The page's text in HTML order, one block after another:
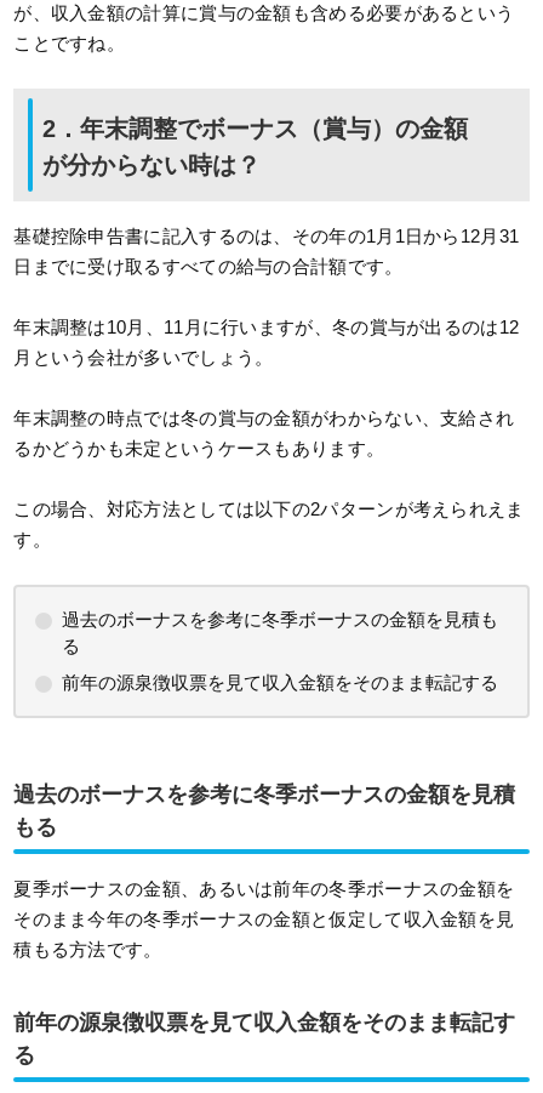
が、収入金額の計算に賞与の金額も含める必要があるという
ことですね。
2．年末調整でボーナス（賞与）の金額
が分からない時は？
基礎控除申告書に記入するのは、その年の1月1日から12月31
日までに受け取るすべての給与の合計額です。
年末調整は10月、11月に行いますが、冬の賞与が出るのは12
月という会社が多いでしょう。
年末調整の時点では冬の賞与の金額がわからない、支給され
るかどうかも未定というケースもあります。
この場合、対応方法としては以下の2パターンが考えられえま
す。
過去のボーナスを参考に冬季ボーナスの金額を見積も
る
前年の源泉徴収票を見て収入金額をそのまま転記する
過去のボーナスを参考に冬季ボーナスの金額を見積
もる
夏季ボーナスの金額、あるいは前年の冬季ボーナスの金額を
そのまま今年の冬季ボーナスの金額と仮定して収入金額を見
積もる方法です。
前年の源泉徴収票を見て収入金額をそのまま転記す
る